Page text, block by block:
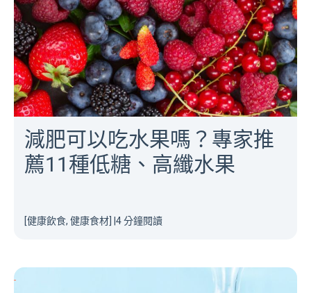
減肥可以吃水果嗎？專家推
薦11種低糖、高纖水果
[健康飲食, 健康食材] 4 分鐘閱讀